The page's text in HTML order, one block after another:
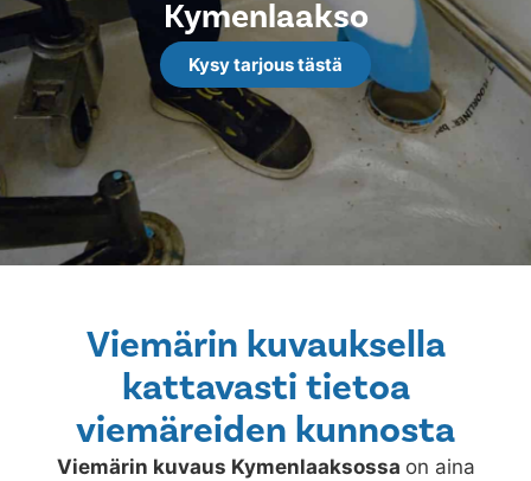
Kymenlaakso
Kysy tarjous tästä
Viemärin kuvauksella
kattavasti tietoa
viemäreiden kunnosta
Viemärin kuvaus Kymenlaaksossa on aina